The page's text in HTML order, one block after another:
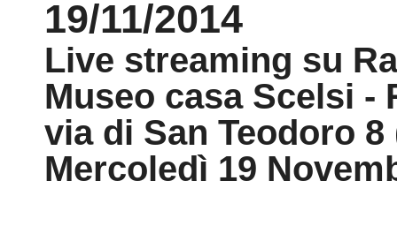
19/11/2014
Live streaming su
Museo casa Scelsi -
via di San Teodoro
Mercoledì 19